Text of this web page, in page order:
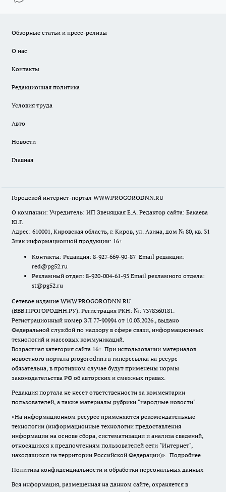
Обзорные статьи и пресс-релизы
О нас
Контакты
Редакционная политика
Условия труда
Авто
Новости
Главная
Городской интернет-портал WWW.PROGORODNN.RU
О компании: Учредитель: ИП Звеняцкая Е.А. Редактор сайта: Бакаева
Ю.Г.
Адрес: 610001, Кировская область, г. Киров, ул. Азина, дом № 80, кв. 31
Знак информационной продукции: 16+
Контакты: Редакция: 8-927-669-90-87 Email редакции:
red@pg52.ru
Рекламный отдел: 8-920-004-61-95 Email рекламного отдела:
st@pg52.ru
Сетевое издание WWW.PROGORODNN.RU
(ВВВ.ПРОГОРОДНН.РУ). Регистрация РКН: №: 7378360181.
Регистрационный номер ЭЛ 77-90994 от 10.03.2026., выдано
Федеральной службой по надзору в сфере связи, информационных
технологий и массовых коммуникаций.
Возрастная категория сайта 16+. При использовании материалов
новостного портала progorodnn.ru гиперссылка на ресурс
обязательна, в противном случае будут применены нормы
законодательства РФ об авторских и смежных правах.
Редакция портала не несет ответственности за комментарии
пользователей, а также материалы рубрики "народные новости".
«На информационном ресурсе применяются рекомендательные
технологии (информационные технологии предоставления
информации на основе сбора, систематизации и анализа сведений,
относящихся к предпочтениям пользователей сети "Интернет",
находящихся на территории Российской Федерации)». Подробнее
Политика конфиденциальности и обработки персональных данных
Вся информация, размещенная на данном сайте, охраняется в